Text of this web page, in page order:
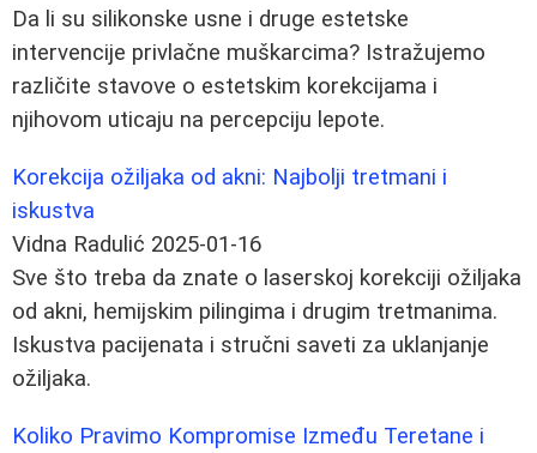
Da li su silikonske usne i druge estetske
intervencije privlačne muškarcima? Istražujemo
različite stavove o estetskim korekcijama i
njihovom uticaju na percepciju lepote.
Korekcija ožiljaka od akni: Najbolji tretmani i
iskustva
Vidna Radulić 2025-01-16
Sve što treba da znate o laserskoj korekciji ožiljaka
od akni, hemijskim pilingima i drugim tretmanima.
Iskustva pacijenata i stručni saveti za uklanjanje
ožiljaka.
Koliko Pravimo Kompromise Između Teretane i